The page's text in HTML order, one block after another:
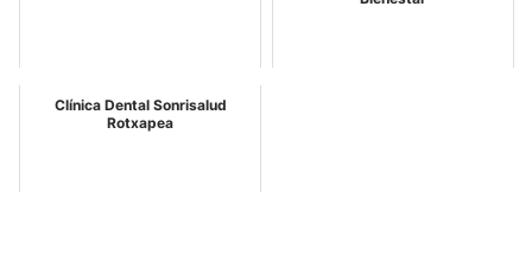
Clínica Dental Sonrisalud
Rotxapea